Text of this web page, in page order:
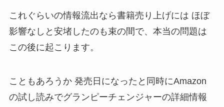
これぐらいの情報流出なら書籍売り上げには ほぼ
影響なしと安堵したのも束の間で、本当の問題は
この後に起こります。
こともあろうか 発売日になったと同時にAmazon
の試し読みでグランピーチェンジャーの詳細情報